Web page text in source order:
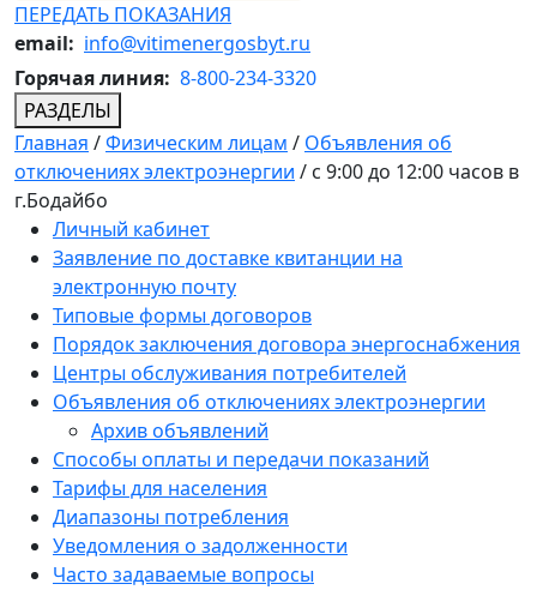
ПЕРЕДАТЬ ПОКАЗАНИЯ
email: info@vitimenergosbyt.ru
Горячая линия: 8-800-234-3320
РАЗДЕЛЫ
Главная /Физическим лицам / Объявления об
отключениях электроэнергии / с 9:00 до 12:00 часов в
г.Бодайбо
Личный кабинет
Заявление по доставке квитанции на
электронную почту
Типовые формы договоров
Порядок заключения договора энергоснабжения
Центры обслуживания потребителей
Объявления об отключениях электроэнергии
Архив объявлений
Способы оплаты и передачи показаний
Тарифы для населения
Диапазоны потребления
Уведомления о задолженности
Часто задаваемые вопросы